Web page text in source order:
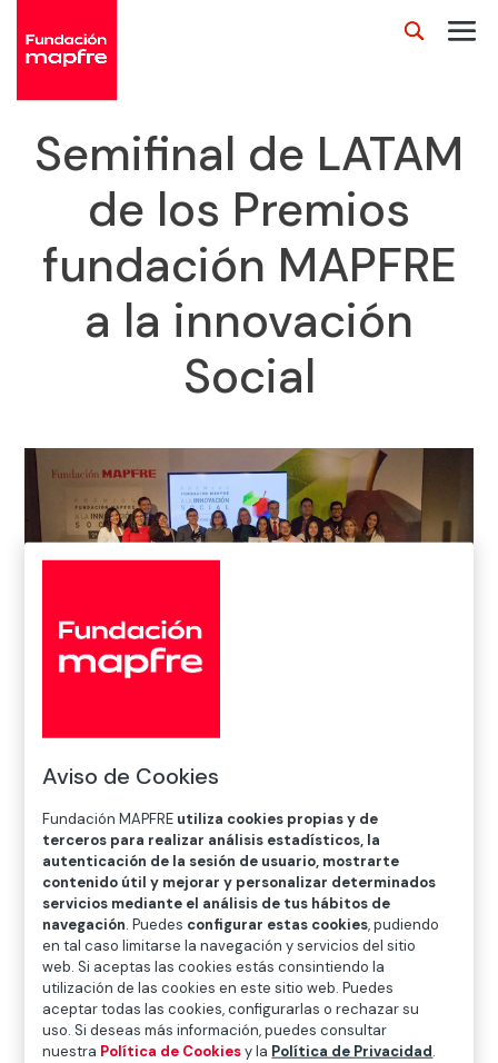
Semifinal de LATAM
de los Premios
fundación MAPFRE
a la innovación
Social
Inicio>Noticias>Premios
Premios fundación MAPFRE a la innovación Social
 Premios
“Hoy todo el entorno está en movimiento y el
intercambio de conocimiento nos enriquece. A
través de esta iniciativa de Fundación MAPFRE
buscamos combinar la voz de jóvenes innovadores
con expertos en el sector, para llevar al siguiente
Aviso de Cookies
Fundación MAPFRE utiliza cookies propias y de
terceros para realizar análisis estadísticos, la
autenticación de la sesión de usuario, mostrarte
contenido útil y mejorar y personalizar determinados
servicios mediante el análisis de tus hábitos de
navegación. Puedes configurar estas cookies, pudiendo
en tal caso limitarse la navegación y servicios del sitio
web. Si aceptas las cookies estás consintiendo la
utilización de las cookies en este sitio web. Puedes
aceptar todas las cookies, configurarlas o rechazar su
uso. Si deseas más información, puedes consultar
nuestra Política de Cookiesy la Política de Privacidad.